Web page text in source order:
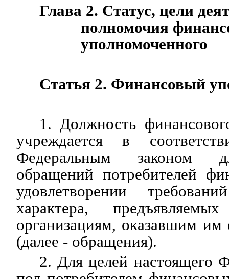
Глава 2. Статус, цели
полномочия
уполномоченного
Статья 2. Финансовый
1. Должность
учреждается в
Федеральным законом
обращений потребителей
удовлетворении
характера,
организациям, оказавшим им
(далее - обращения).
2. Для целей настоящего